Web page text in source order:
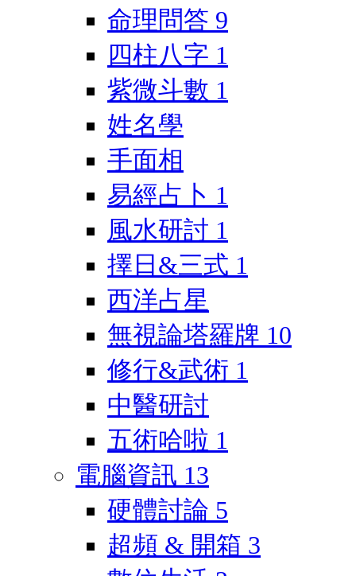
命理問答 9
四柱八字 1
紫微斗數 1
姓名學
手面相
易經占卜 1
風水研討 1
擇日&三式 1
西洋占星
無視論塔羅牌 10
修行&武術 1
中醫研討
五術哈啦 1
電腦資訊 13
硬體討論 5
超頻 & 開箱 3